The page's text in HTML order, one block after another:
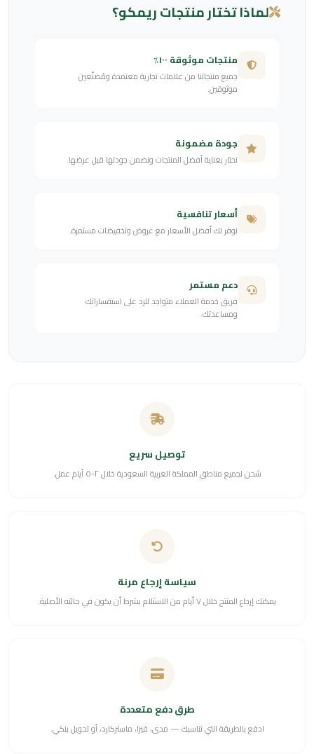
لماذا تختار منتجات ريمكو؟
منتجات موثوقة ١٠٠٪
جميع منتجاتنا من علامات تجارية معتمدة ومُصنّعين
موثوقين.
جودة مضمونة
نختار بعناية أفضل المنتجات ونضمن جودتها قبل عرضها.
أسعار تنافسية
نوفر لك أفضل الأسعار مع عروض وتخفيضات مستمرة.
دعم مستمر
فريق خدمة العملاء متواجد للرد على استفساراتك
ومساعدتك.
توصيل سريع
شحن لجميع مناطق المملكة العربية السعودية خلال ٢-٥ أيام عمل.
سياسة إرجاع مرنة
يمكنك إرجاع المنتج خلال ٧ أيام من الاستلام بشرط أن يكون في حالته الأصلية.
طرق دفع متعددة
ادفع بالطريقة التي تناسبك — مدى، فيزا، ماستركارد، أو تحويل بنكي.